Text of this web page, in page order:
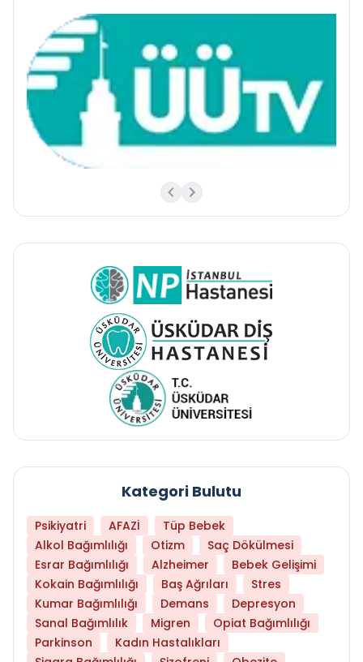
Kategori Bulutu
Psikiyatri AFAZİ
Tüp Bebek
Alkol Bağımlılığı
Otizm
Saç Dökülmesi
Esrar Bağımlılığı
Alzheimer
Bebek Gelişimi
Kokain Bağımlılığı
Baş Ağrıları
Stres
Kumar Bağımlılığı
Demans
Depresyon
Sanal Bağımlılık
Migren
Opiat Bağımlılığı
Parkinson
Kadın Hastalıkları